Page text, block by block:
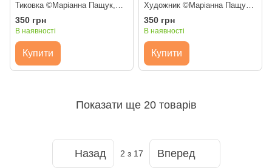
Тиковка ©Маріанна Пащук,
40х50 см, Brushme
350 грн
В наявності
Купити
Художник ©Маріанна Пащук,
40х50 см, Brushme
350 грн
В наявності
Купити
Показати ще 20 товарів
Назад 2 з 17 Вперед